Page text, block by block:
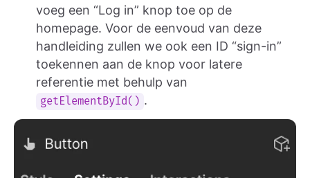
voeg een “Log in” knop toe op de
homepage. Voor de eenvoud van deze
handleiding zullen we ook een ID “sign-in”
toekennen aan de knop voor latere
referentie met behulp van
getElementById() .